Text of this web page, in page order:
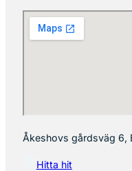
Åkeshovs gårdsväg 6,
Hitta hit